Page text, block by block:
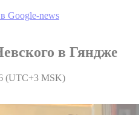
Google-news
в Гяндже
(UTC+3 MSK)